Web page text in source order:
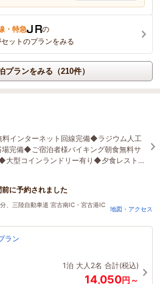
・特急
の
ットのプランをみる
プランをみる（210件）
インターネット回線完備◆ラジウム人工
場完備◆ご宿泊者様バイキング朝食無料サ
大型コインランドリー有り◆夕食レストラ
止日 6月19日（金）、6月20日（土）
に予約されました
、三陸自動車道 宮古南IC・宮古港IC
地図・アクセス
ラン
1泊 大人2名 合計(税込)
14,050円～